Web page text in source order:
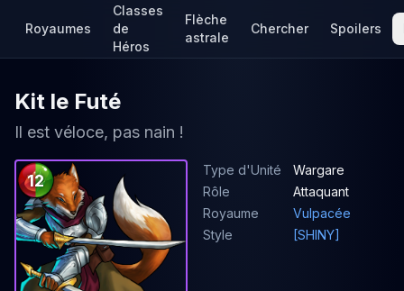
Royaumes
Classes
de
Héros
Flèche
astrale
Chercher Spoilers
Kit le Futé
Il est véloce, pas nain !
12
Type d'Unité
Wargare
Rôle
Attaquant
Royaume
Vulpacée
Style
[SHINY]